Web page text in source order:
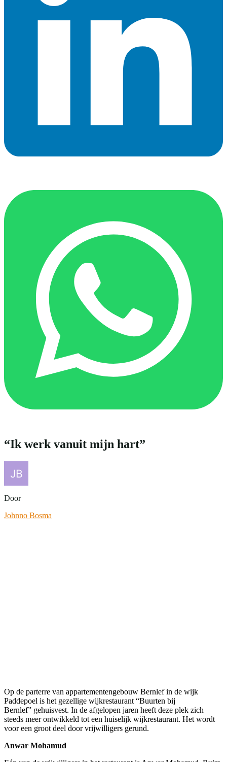
“Ik werk vanuit mijn hart”
Door
Johnno Bosma
Op de parterre van appartementengebouw Bernlef in de wijk
Paddepoel is het gezellige wijkrestaurant “Buurten bij
Bernlef” gehuisvest. In de afgelopen jaren heeft deze plek zich
steeds meer ontwikkeld tot een huiselijk wijkrestaurant. Het wordt
voor een groot deel door vrijwilligers gerund.
Anwar Mohamud